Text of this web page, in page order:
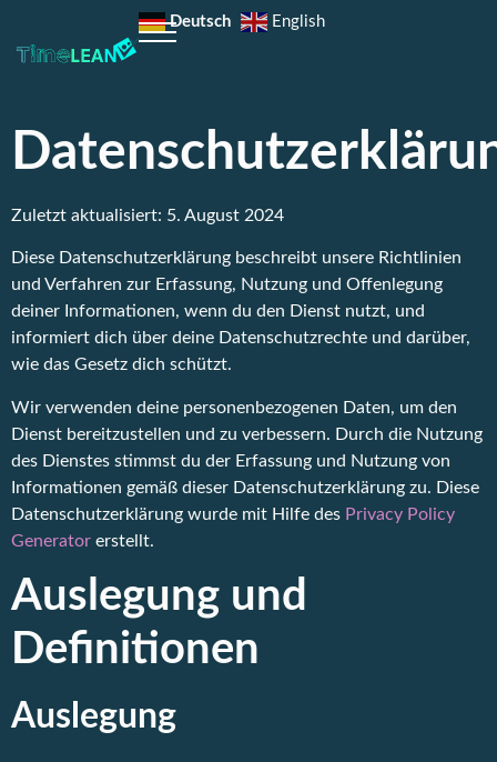
Deutsch English
Zuletzt aktualisiert: 5. August 2024
Diese Datenschutzerklärung beschreibt unsere Richtlinien
und Verfahren zur Erfassung, Nutzung und Offenlegung
deiner Informationen, wenn du den Dienst nutzt, und
informiert dich über deine Datenschutzrechte und darüber,
wie das Gesetz dich schützt.
Wir verwenden deine personenbezogenen Daten, um den
Dienst bereitzustellen und zu verbessern. Durch die Nutzung
des Dienstes stimmst du der Erfassung und Nutzung von
Informationen gemäß dieser Datenschutzerklärung zu. Diese
Datenschutzerklärung wurde mit Hilfe des Privacy Policy
Generator erstellt.
Auslegung und
Definitionen
Auslegung